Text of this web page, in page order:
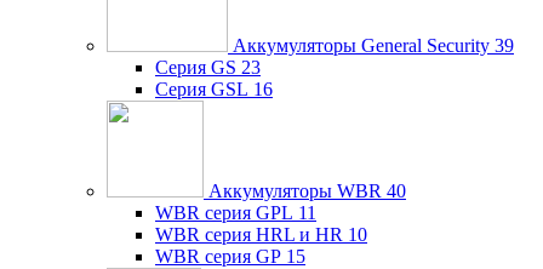
Аккумуляторы General Security 39
Серия GS 23
Серия GSL 16
Аккумуляторы WBR 40
WBR серия GPL 11
WBR серия HRL и HR 10
WBR серия GP 15